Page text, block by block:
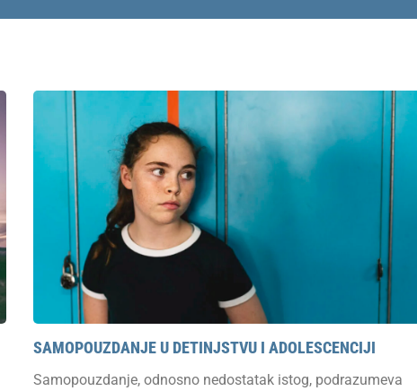
SAMOPOUZDANJE U DETINJSTVU I ADOLESCENCIJI
Samopouzdanje, odnosno nedostatak istog, podrazumeva